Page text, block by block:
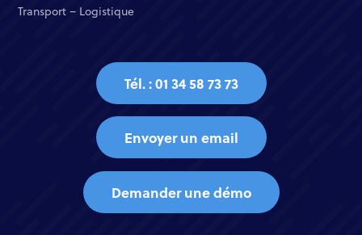
Transport – Logistique
Tél. : 01 34 58 73 73
Envoyer un email
Demander une démo